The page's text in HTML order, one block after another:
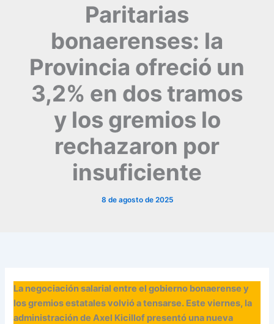
Paritarias
bonaerenses: la
Provincia ofreció un
3,2% en dos tramos
y los gremios lo
rechazaron por
insuficiente
8 de agosto de 2025
La negociación salarial entre el gobierno bonaerense y
los gremios estatales volvió a tensarse. Este viernes, la
administración de Axel Kicillof presentó una nueva